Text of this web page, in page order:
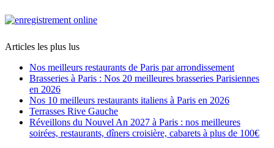
Articles les plus lus
Nos meilleurs restaurants de Paris par arrondissement
Brasseries à Paris : Nos 20 meilleures brasseries Parisiennes
en 2026
Nos 10 meilleurs restaurants italiens à Paris en 2026
Terrasses Rive Gauche
Réveillons du Nouvel An 2027 à Paris : nos meilleures
soirées, restaurants, dîners croisière, cabarets à plus de 100€